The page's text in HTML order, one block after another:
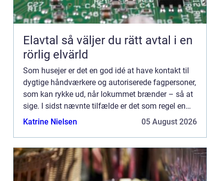
Elavtal så väljer du rätt avtal i en
rörlig elvärld
Som husejer er det en god idé at have kontakt til
dygtige håndværkere og autoriserede fagpersoner,
som kan rykke ud, når lokummet brænder – så at
sige. I sidst nævnte tilfælde er det som regel en
autoriseret VVS installatør, du skal have fat på –
Katrine Nielsen 05 August 2026